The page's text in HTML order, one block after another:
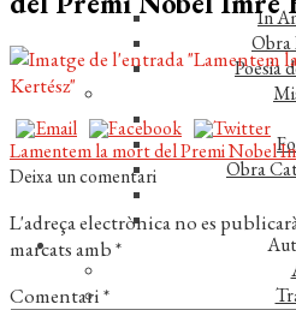
In
Obra
Poesia
Obra
Navegació
d'entrades
Entrada
anterior:
Lamentem la mort del Premi Nobel
Deixa un comentari
L'adreça electrònica no es
marcats amb*
Comentari*